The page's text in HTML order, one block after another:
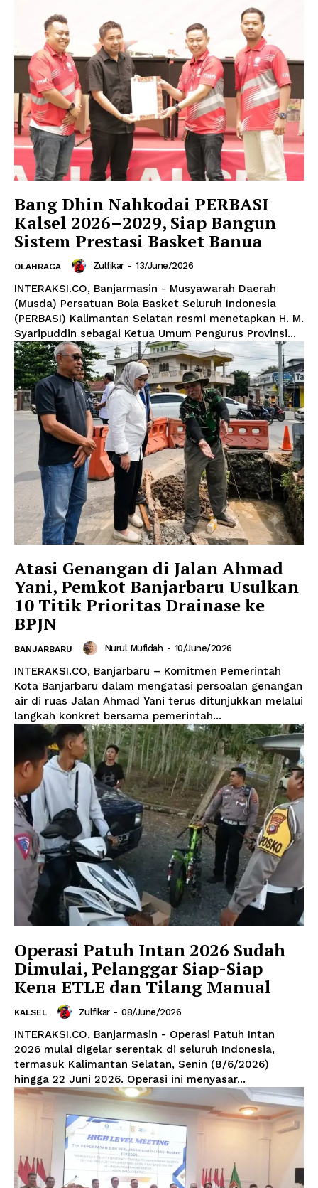
Bang Dhin Nahkodai PERBASI
Kalsel 2026–2029, Siap Bangun
Sistem Prestasi Basket Banua
OLAHRAGA Zulfikar - 13/June/2026
INTERAKSI.CO, Banjarmasin - Musyawarah Daerah
(Musda) Persatuan Bola Basket Seluruh Indonesia
(PERBASI) Kalimantan Selatan resmi menetapkan H. M.
Syaripuddin sebagai Ketua Umum Pengurus Provinsi...
Atasi Genangan di Jalan Ahmad
Yani, Pemkot Banjarbaru Usulkan
10 Titik Prioritas Drainase ke
BPJN
BANJARBARU Nurul Mufidah - 10/June/2026
INTERAKSI.CO, Banjarbaru – Komitmen Pemerintah
Kota Banjarbaru dalam mengatasi persoalan genangan
air di ruas Jalan Ahmad Yani terus ditunjukkan melalui
langkah konkret bersama pemerintah...
Operasi Patuh Intan 2026 Sudah
Dimulai, Pelanggar Siap-Siap
Kena ETLE dan Tilang Manual
KALSEL Zulfikar - 08/June/2026
INTERAKSI.CO, Banjarmasin - Operasi Patuh Intan
2026 mulai digelar serentak di seluruh Indonesia,
termasuk Kalimantan Selatan, Senin (8/6/2026)
hingga 22 Juni 2026. Operasi ini menyasar...